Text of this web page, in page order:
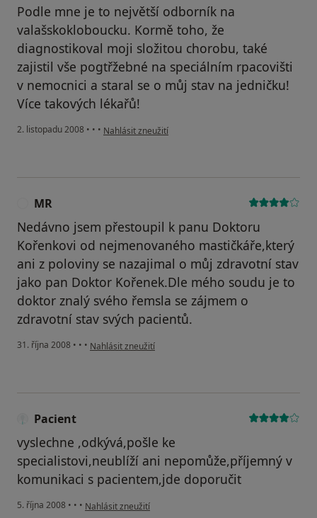
Podle mne je to největší odborník na
valašskokloboucku. Kormě toho, že
diagnostikoval moji složitou chorobu, také
zajistil vše pogtřžebné na speciálním rpacovišti
v nemocnici a staral se o můj stav na jedničku!
Více takových lékařů!
2. listopadu 2008 • • • podle názoru uživatele Iva Kráklová
Nahlásit zneužití
MR
Nedávno jsem přestoupil k panu Doktoru
Kořenkovi od nejmenovaného mastičkáře,který
ani z poloviny se nazajimal o můj zdravotní stav
jako pan Doktor Kořenek.Dle mého soudu je to
doktor znalý svého řemsla se zájmem o
zdravotní stav svých pacientů.
31. října 2008 • • • podle názoru uživatele MR
Nahlásit zneužití
Pacient
vyslechne ,odkývá,pošle ke
specialistovi,neublíží ani nepomůže,příjemný v
komunikaci s pacientem,jde doporučit
5. října 2008 • • • podle názoru uživatele Pacient
Nahlásit zneužití